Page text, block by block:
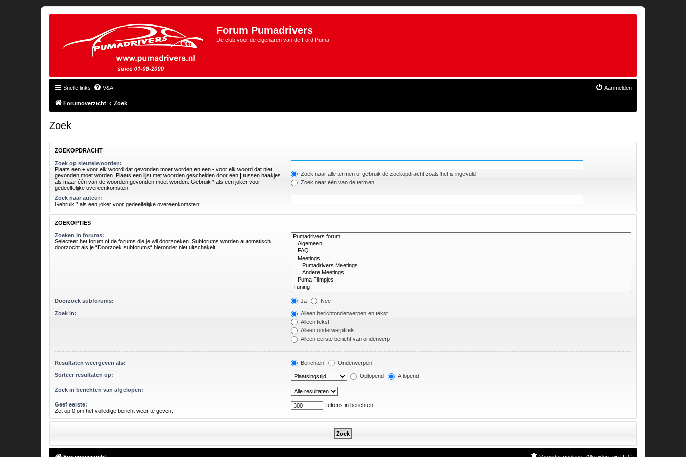
Forum Pumadrivers
De club voor de eigenaren van de Ford Puma!
Snelle links V&A Aanmelden
Forumoverzicht Zoek
Zoek
ZOEKOPDRACHT
Zoek op sleutelwoorden:
Plaats een + voor elk woord dat gevonden moet worden en een - voor elk woord dat niet
gevonden moet worden. Plaats een lijst met woorden gescheiden door een | tussen haakjes
als maar één van de woorden gevonden moet worden. Gebruik * als een joker voor
gedeeltelijke overeenkomsten.
Zoek naar alle termen of gebruik de zoekopdracht zoals het is ingevuld
Zoek naar één van de termen
Zoek naar auteur:
Gebruik * als een joker voor gedeeltelijke overeenkomsten.
ZOEKOPTIES
Zoeken in forums:
Selecteer het forum of de forums die je wil doorzoeken. Subforums worden automatisch
doorzocht als je “Doorzoek subforums“ hieronder niet uitschakelt.
Doorzoek subforums: Ja Nee
Zoek in:
Alleen berichtonderwerpen en tekst
Alleen tekst
Alleen onderwerptitels
Alleen eerste bericht van onderwerp
Resultaten weergeven als: Berichten Onderwerpen
Sorteer resultaten op: Oplopend Aflopend
Zoek in berichten van afgelopen:
Geef eerste:
Zet op 0 om het volledige bericht weer te geven.
tekens in berichten